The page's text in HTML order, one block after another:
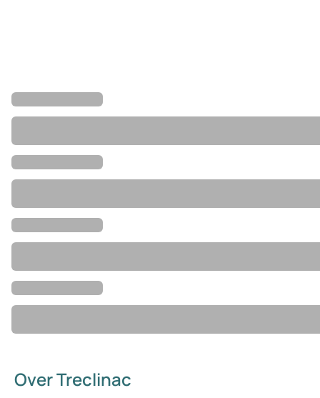
Over Treclinac